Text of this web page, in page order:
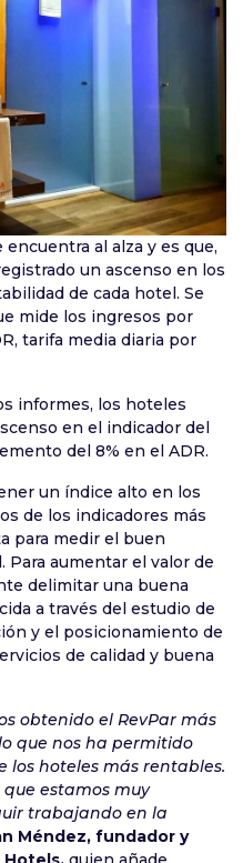
al alza y es que,
un ascenso en los
de cada hotel. Se
mide los ingresos por
tarifa media diaria por
informes, los hoteles
en el indicador del
del 8% en el ADR.
un índice alto en los
de los indicadores más
para medir el buen
aumentar el valor de
delimitar una buena
a través del estudio de
y el posicionamiento de
de calidad y buena
obtenido el RevPar más
que nos ha permitido
los hoteles más rentables.
estamos muy
trabajando en la
Méndez, fundador y